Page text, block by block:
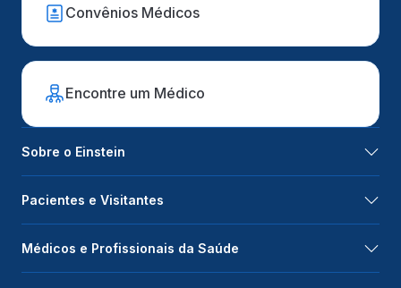
Convênios Médicos
Encontre um Médico
Sobre o Einstein
Pacientes e Visitantes
Médicos e Profissionais da Saúde